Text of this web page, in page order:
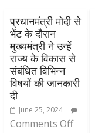
प्रधानमंत्री मोदी से
भेंट के दौरान
मुख्यमंत्री ने उन्हें
राज्य के विकास से
संबंधित विभिन्न
विषयों की जानकारी
दी
June 25, 2024
Comments Off